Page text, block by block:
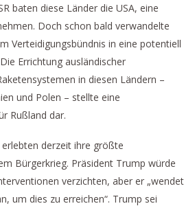
baten diese Länder die USA, eine
Doch schon bald verwandelte
Verteidigungsbündnis in eine potentiell
Errichtung ausländischer
in diesen Ländern –
und Polen – stellte eine
Rußland dar.
derzeit ihre größte
Bürgerkrieg. Präsident Trump würde
verzichten, aber er „wendet
um dies zu erreichen“. Trump sei